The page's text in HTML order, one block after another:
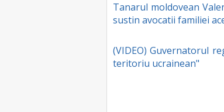
Tanarul moldovean
sustin avocatii familiei
(VIDEO) Guvernatorul
teritoriu ucrainean"